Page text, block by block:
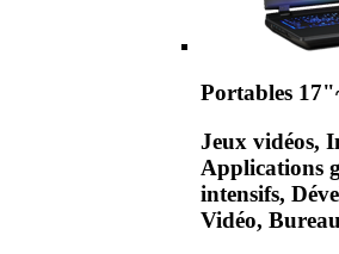
Portables
Jeux vidéos,
Applications
intensifs,
Vidéo,